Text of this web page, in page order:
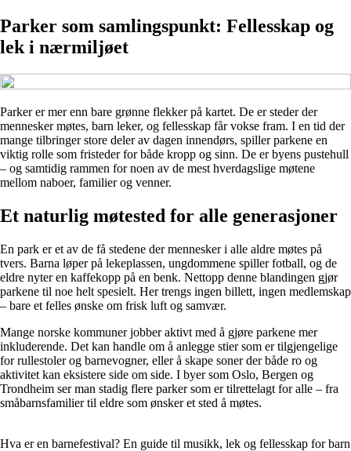
Parker som samlingspunkt: Fellesskap og
lek i nærmiljøet
Parker er mer enn bare grønne flekker på kartet. De er steder der
mennesker møtes, barn leker, og fellesskap får vokse fram. I en tid der
mange tilbringer store deler av dagen innendørs, spiller parkene en
viktig rolle som fristeder for både kropp og sinn. De er byens pustehull
– og samtidig rammen for noen av de mest hverdagslige møtene
mellom naboer, familier og venner.
Et naturlig møtested for alle generasjoner
En park er et av de få stedene der mennesker i alle aldre møtes på
tvers. Barna løper på lekeplassen, ungdommene spiller fotball, og de
eldre nyter en kaffekopp på en benk. Nettopp denne blandingen gjør
parkene til noe helt spesielt. Her trengs ingen billett, ingen medlemskap
– bare et felles ønske om frisk luft og samvær.
Mange norske kommuner jobber aktivt med å gjøre parkene mer
inkluderende. Det kan handle om å anlegge stier som er tilgjengelige
for rullestoler og barnevogner, eller å skape soner der både ro og
aktivitet kan eksistere side om side. I byer som Oslo, Bergen og
Trondheim ser man stadig flere parker som er tilrettelagt for alle – fra
småbarnsfamilier til eldre som ønsker et sted å møtes.
Hva er en barnefestival? En guide til musikk, lek og fellesskap for barn